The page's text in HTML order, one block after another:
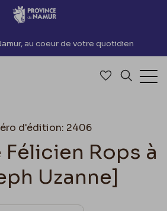
au contenu
au coeur de votre quotidien
Accéder à
d'édition: 2406
Rops à
Uzanne]